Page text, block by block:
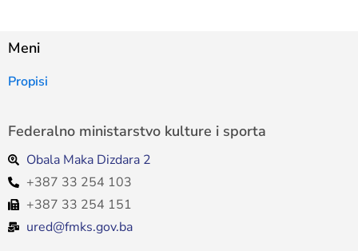
Meni
Propisi
Federalno ministarstvo kulture i sporta
Obala Maka Dizdara 2
+387 33 254 103
+387 33 254 151
ured@fmks.gov.ba